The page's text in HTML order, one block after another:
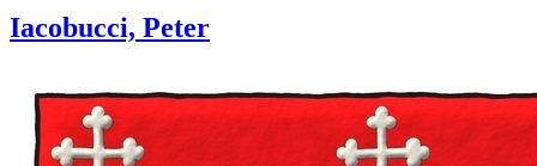
Iacobucci, Peter